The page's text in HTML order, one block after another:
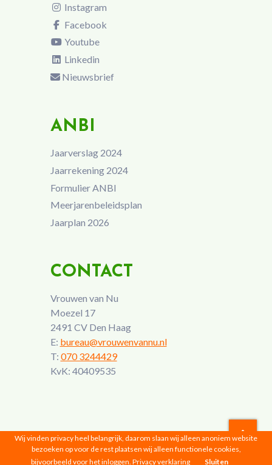
Instagram
Facebook
Youtube
Linkedin
Nieuwsbrief
ANBI
Jaarverslag 2024
Jaarrekening 2024
Formulier ANBI
Meerjarenbeleidsplan
Jaarplan 2026
CONTACT
Vrouwen van Nu
Moezel 17
2491 CV Den Haag
E: bureau@vrouwenvannu.nl
T: 070 3244429
KvK: 40409535
Vrouwen van Nu © 2026 |Privacyverklaring
Wij vinden privacy heel belangrijk, daarom slaan wij alleen anoniem website
bezoeken op voor de rest plaatsen wij alleen functionele cookies,
bijvoorbeeld voor het inloggen. Privacy verklaring Sluiten